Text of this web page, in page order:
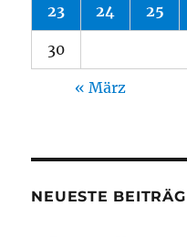
23 24 25
30
« März
NEUESTE